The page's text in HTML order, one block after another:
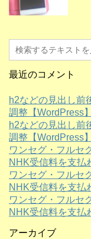
最近のコメント
h2などの見出し前
調整【WordPress】
h2などの見出し前
調整【WordPress】
ワンセグ・フルセ
NHK受信料を支払
ワンセグ・フルセ
NHK受信料を支払
ワンセグ・フルセ
NHK受信料を支払
アーカイブ